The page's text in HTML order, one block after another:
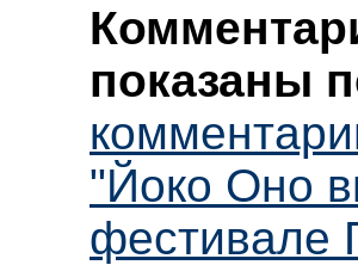
показаны
"Йоко Оно
фестивале